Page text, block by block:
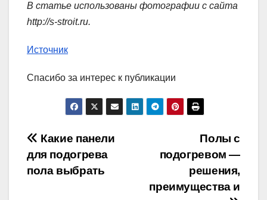
В статье использованы фотографии с сайта
http://s-stroit.ru.
Источник
Спасибо за интерес к публикации
Навигация
по
Полы с
подогревом —
решения,
преимущества и
Какие панели
для подогрева
пола выбрать